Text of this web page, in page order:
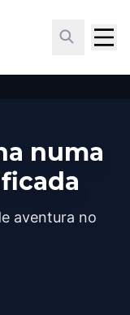
numa
aventura no